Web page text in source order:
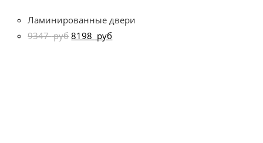
Ламинированные двери
9347руб 8198 руб